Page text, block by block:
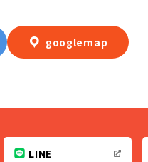
googlemap
LINE